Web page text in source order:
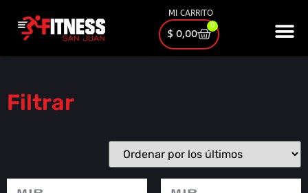
MI CARRITO
$ 0,00
0
Filtrar